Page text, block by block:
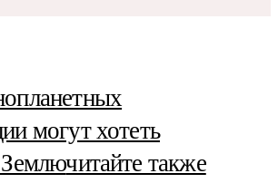
могут хотеть
Землючитайте также